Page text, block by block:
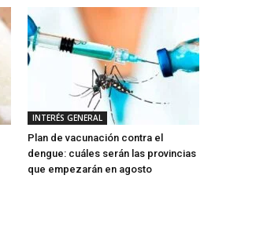
INTERÉS GENERAL
Plan de vacunación contra el
dengue: cuáles serán las provincias
que empezarán en agosto